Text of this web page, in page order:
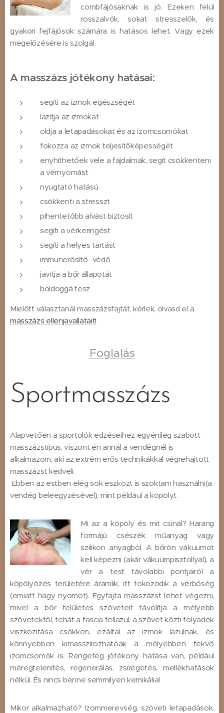
combfájósaknak is jó. Ezeken felül
rosszalvók, sokat stresszelők, és
gyakori fejfájósok számára is hatásos lehet. Vagy ezek
megelőzésére is szolgál.
A masszázs jótékony hatásai:
segíti az izmok egészségét
lazítja az izmokat
oldja a letapadásokat és az izomcsomókat
fokozza az izmok teljesítőképességét
enyhíthetőek vele a fájdalmak, segít csökkenteni
a vérnyomást
nyugtató hatású
csökkenti a stresszt
pihentetőbb alvást biztosít
segíti a vérkeringést
segíti a helyes tartást
immunerősítő- védő
javítja a bőr állapotát
boldoggá tesz
Mielőtt választanál masszázsfajtát, kérlek, olvasd el a
masszázs ellenjavallatait!
Foglalás
Sportmasszázs
Alapvetően a sportolók edzéseihez egyénileg szabott
masszázstípus, viszont én annál a vendégnél is
alkalmazom, aki az extrém erős technikákkal végrehajtott
masszázst kedveli.
Ebben az estben elég sok eszközt is szoktam használni(a
vendég beleegyzésével), mint például a köpölyt.
Mi az a köpöly és mit csinál? Harang
formájú csészék műanyag vagy
szilikon anyagból. A bőrön vákuumot
kell képezni (akár vákuumpisztollyal), a
vér a test távolabbi pontjairól a
köpölyözés területére áramlik, itt fokozódik a vérbőség
(emiatt hagy nyomot). Egyfajta masszázst lehet végezni,
mivel a bőr felületes szöveteit távolítja a mélyebb
szövetektől, tehát a fascia fellazul, a szövet közti folyadék
viszkozitása csökken, ezáltal az izmok lazulnak, és
könnyebben kimasszírozhatóak a mélyebben fekvő
izomcsomók is. Rengeteg jótékony hatása van, például
méregtelenítés, regenerálás, zsírégetés, mellékhatások
nélkül. És nincs benne semmilyen kemikália!
Mikor alkalmazható? Izommerevség, szöveti letapadások,